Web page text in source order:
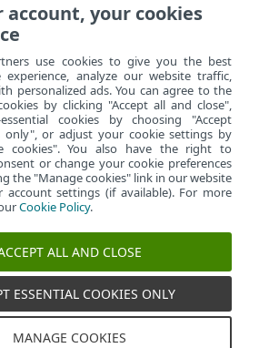
主功能表>工作>伺服
部署
account, your cookies
use cookies to give you the best
experience, analyze our website traffic,
personalized ads. You can agree to the
by clicking "Accept all and close",
cookies by choosing "Accept
only", or adjust your cookie settings by
cookies". You also have the right to
or change your cookie preferences
the "Manage cookies" link in our website
settings (if available). For more
Cookie Policy.
ALL AND CLOSE
ESSENTIAL COOKIES ONLY
MANAGE COOKIES